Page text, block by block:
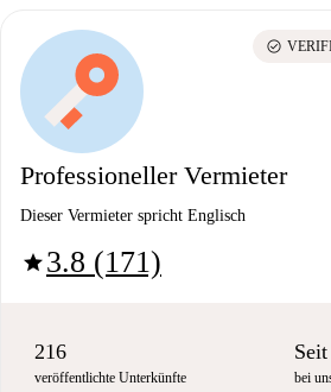
Professioneller Vermieter
Dieser Vermieter spricht Englisch
star3.8 (171)
check_circle
216
veröffentlichte Unterkünfte bei